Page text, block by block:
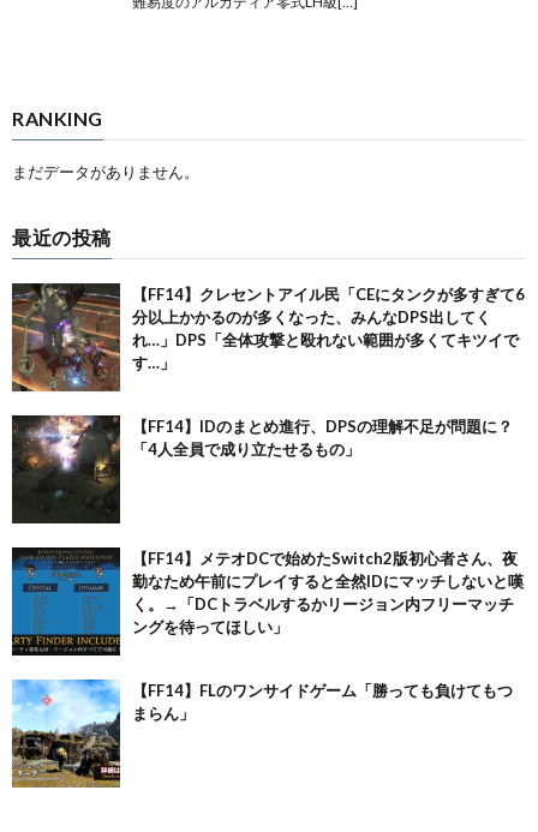
RANKING
まだデータがありません。
最近の投稿
【FF14】クレセントアイル民「CEにタンクが多すぎて6
分以上かかるのが多くなった、みんなDPS出してく
れ…」DPS「全体攻撃と殴れない範囲が多くてキツイで
す…」
【FF14】IDのまとめ進行、DPSの理解不足が問題に？
「4人全員で成り立たせるもの」
【FF14】メテオDCで始めたSwitch2版初心者さん、夜
勤なため午前にプレイすると全然IDにマッチしないと嘆
く。→「DCトラベルするかリージョン内フリーマッチ
ングを待ってほしい」
【FF14】FLのワンサイドゲーム「勝っても負けてもつ
まらん」